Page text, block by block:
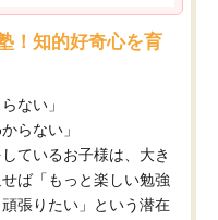
！知的好奇心を育
ない」
らない」
ているお子様は、大き
ば「もっと楽しい勉強
張りたい」という潜在